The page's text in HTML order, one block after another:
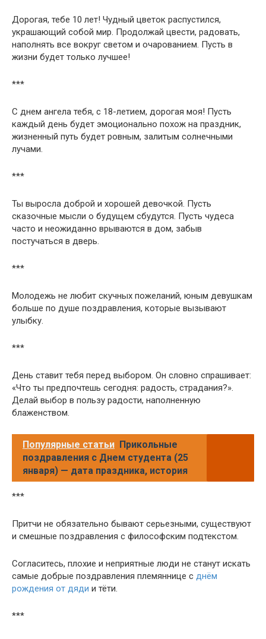
Дорогая, тебе 10 лет! Чудный цветок распустился,
украшающий собой мир. Продолжай цвести, радовать,
наполнять все вокруг светом и очарованием. Пусть в
жизни будет только лучшее!
***
С днем ангела тебя, с 18-летием, дорогая моя! Пусть
каждый день будет эмоционально похож на праздник,
жизненный путь будет ровным, залитым солнечными
лучами.
***
Ты выросла доброй и хорошей девочкой. Пусть
сказочные мысли о будущем сбудутся. Пусть чудеса
часто и неожиданно врываются в дом, забыв
постучаться в дверь.
***
Молодежь не любит скучных пожеланий, юным девушкам
больше по душе поздравления, которые вызывают
улыбку.
***
День ставит тебя перед выбором. Он словно спрашивает:
«Что ты предпочтешь сегодня: радость, страдания?».
Делай выбор в пользу радости, наполненную
блаженством.
Популярные статьи Прикольные
поздравления с Днем студента (25
января) — дата праздника, история
***
Притчи не обязательно бывают серьезными, существуют
и смешные поздравления с философским подтекстом.
Согласитесь, плохие и неприятные люди не станут искать
самые добрые поздравления племяннице с днём
рождения от дяди и тёти.
***